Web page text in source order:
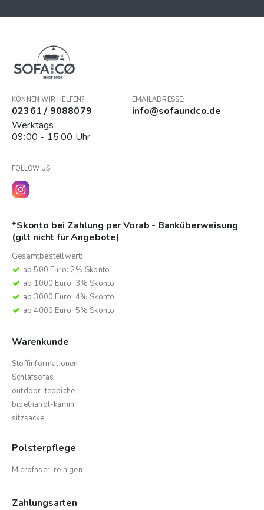
KÖNNEN WIR HELFEN?
02361 / 9088079
Werktags:
09:00 - 15:00 Uhr
EMAILADRESSE:
info@sofaundco.de
FOLLOW US
*Skonto bei Zahlung per Vorab - Banküberweisung
(gilt nicht für Angebote)
Gesamtbestellwert:
ab 500 Euro: 2% Skonto
ab 1000 Euro: 3% Skonto
ab 3000 Euro: 4% Skonto
ab 4000 Euro: 5% Skonto
Warenkunde
Stoffinformationen
Schlafsofas
outdoor-teppiche
bioethanol-kamin
sitzsacke
Polsterpflege
Microfaser-reinigen
Zahlungsarten